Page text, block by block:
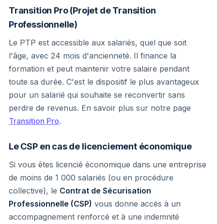
Transition Pro (Projet de Transition
Professionnelle)
Le PTP est accessible aux salariés, quel que soit
l'âge, avec 24 mois d'ancienneté. Il finance la
formation et peut maintenir votre salaire pendant
toute sa durée. C'est le dispositif le plus avantageux
pour un salarié qui souhaite se reconvertir sans
perdre de revenus. En savoir plus sur notre page
Transition Pro.
Le CSP en cas de licenciement économique
Si vous êtes licencié économique dans une entreprise
de moins de 1 000 salariés (ou en procédure
collective), le Contrat de Sécurisation
Professionnelle (CSP) vous donne accès à un
accompagnement renforcé et à une indemnité